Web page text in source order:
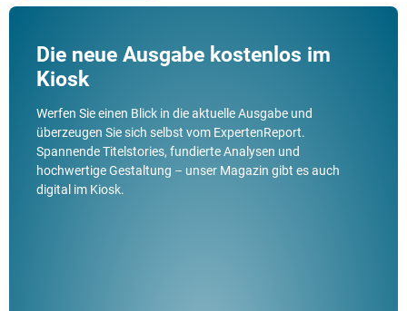
Die neue Ausgabe kostenlos im
Kiosk
Werfen Sie einen Blick in die aktuelle Ausgabe und
überzeugen Sie sich selbst vom ExpertenReport.
Spannende Titelstories, fundierte Analysen und
hochwertige Gestaltung – unser Magazin gibt es auch
digital im Kiosk.